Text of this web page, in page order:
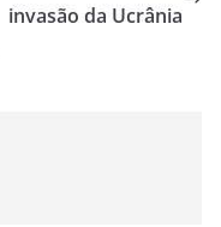
invasão da Ucrânia